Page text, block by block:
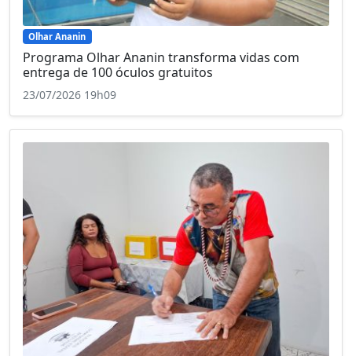
Olhar Ananin
Programa Olhar Ananin transforma vidas com
entrega de 100 óculos gratuitos
23/07/2026 19h09